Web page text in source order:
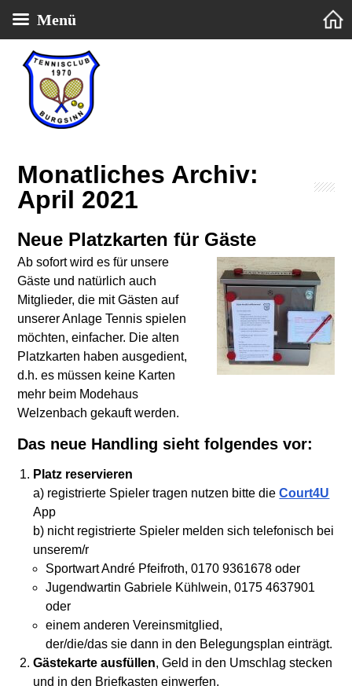
Monatliches Archiv:
April 2021
Neue Platzkarten für Gäste
Ab sofort wird es für unsere
Gäste und natürlich auch
Mitglieder, die mit Gästen auf
unserer Anlage Tennis spielen
möchten, einfacher. Die alten
Platzkarten haben ausgedient,
d.h. es müssen keine Karten
mehr beim Modehaus
Welzenbach gekauft werden.
Das neue Handling sieht folgendes vor:
Platz reservieren
a) registrierte Spieler tragen nutzen bitte dieCourt4U
App
b) nicht registrierte Spieler melden sich telefonisch bei
unserem/r
Sportwart André Pfeifroth, 0170 9361678 oder
Jugendwartin Gabriele Kühlwein, 0175 4637901
oder
einem anderen Vereinsmitglied,
der/die/das sie dann in den Belegungsplan einträgt.
Gästekarte ausfüllen, Geld in den Umschlag stecken
und in den Briefkasten einwerfen.
Menü